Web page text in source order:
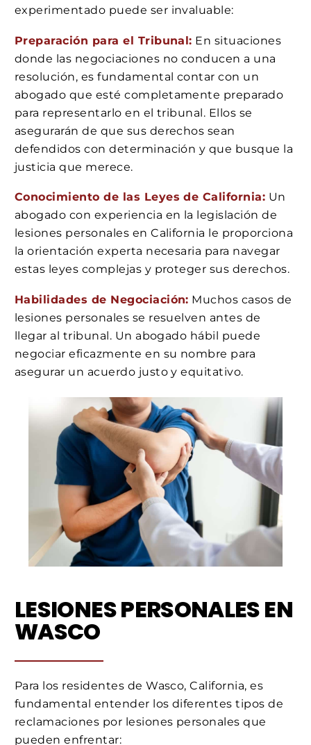
experimentado puede ser invaluable:
Preparación para el Tribunal: En situaciones
donde las negociaciones no conducen a una
resolución, es fundamental contar con un
abogado que esté completamente preparado
para representarlo en el tribunal. Ellos se
asegurarán de que sus derechos sean
defendidos con determinación y que busque la
justicia que merece.
Conocimiento de las Leyes de California: Un
abogado con experiencia en la legislación de
lesiones personales en California le proporciona
la orientación experta necesaria para navegar
estas leyes complejas y proteger sus derechos.
Habilidades de Negociación: Muchos casos de
lesiones personales se resuelven antes de
llegar al tribunal. Un abogado hábil puede
negociar eficazmente en su nombre para
asegurar un acuerdo justo y equitativo.
LESIONES PERSONALES EN
WASCO
Para los residentes de Wasco, California, es
fundamental entender los diferentes tipos de
reclamaciones por lesiones personales que
pueden enfrentar: